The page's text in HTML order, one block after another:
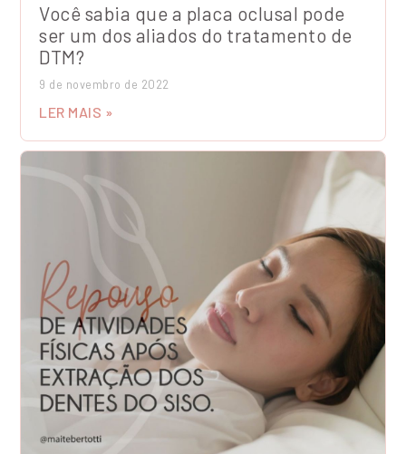
Você sabia que a placa oclusal pode
ser um dos aliados do tratamento de
DTM?
9 de novembro de 2022
LER MAIS »